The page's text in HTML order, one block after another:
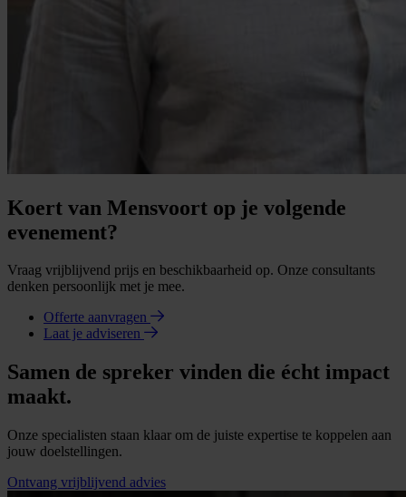
Koert van Mensvoort op je volgende
evenement?
Vraag vrijblijvend prijs en beschikbaarheid op. Onze consultants
denken persoonlijk met je mee.
Offerte aanvragen
Laat je adviseren
Samen de spreker vinden die écht impact
maakt.
Onze specialisten staan klaar om de juiste expertise te koppelen aan
jouw doelstellingen.
Ontvang vrijblijvend advies